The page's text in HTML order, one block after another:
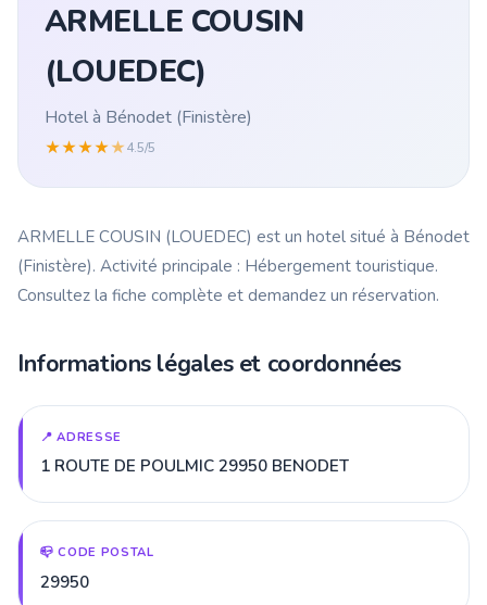
ARMELLE COUSIN
(LOUEDEC)
Hotel à Bénodet (Finistère)
★★★★★4.5/5
ARMELLE COUSIN (LOUEDEC) est un hotel situé à Bénodet
(Finistère). Activité principale : Hébergement touristique.
Consultez la fiche complète et demandez un réservation.
Informations légales et coordonnées
📍 ADRESSE
1 ROUTE DE POULMIC 29950 BENODET
📪 CODE POSTAL
29950